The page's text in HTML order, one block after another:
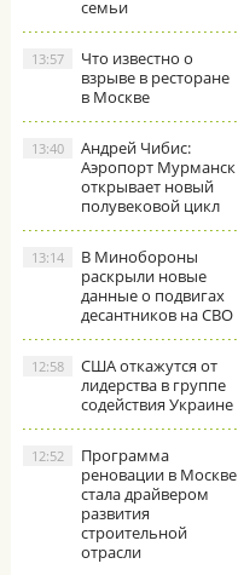
семьи
Что известно о
взрыве в ресторане
в Москве
13:57
Андрей Чибис:
Аэропорт Мурманск
открывает новый
полувековой цикл
13:40
В Минобороны
раскрыли новые
данные о подвигах
десантников на СВО
13:14
США откажутся от
лидерства в группе
содействия Украине
12:58
Программа
реновации в Москве
стала драйвером
развития
строительной
отрасли
12:52